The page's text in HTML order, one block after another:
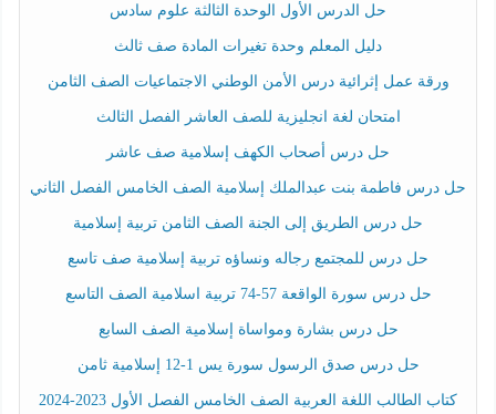
حل الدرس الأول الوحدة الثالثة علوم سادس
دليل المعلم وحدة تغيرات المادة صف ثالث
ورقة عمل إثرائية درس الأمن الوطني الاجتماعيات الصف الثامن
امتحان لغة انجليزية للصف العاشر الفصل الثالث
حل درس أصحاب الكهف إسلامية صف عاشر
حل درس فاطمة بنت عبدالملك إسلامية الصف الخامس الفصل الثاني
حل درس الطريق إلى الجنة الصف الثامن تربية إسلامية
حل درس للمجتمع رجاله ونساؤه تربية إسلامية صف تاسع
حل درس سورة الواقعة 57-74 تربية اسلامية الصف التاسع
حل درس بشارة ومواساة إسلامية الصف السابع
حل درس صدق الرسول سورة يس 1-12 إسلامية ثامن
كتاب الطالب اللغة العربية الصف الخامس الفصل الأول 2023-2024